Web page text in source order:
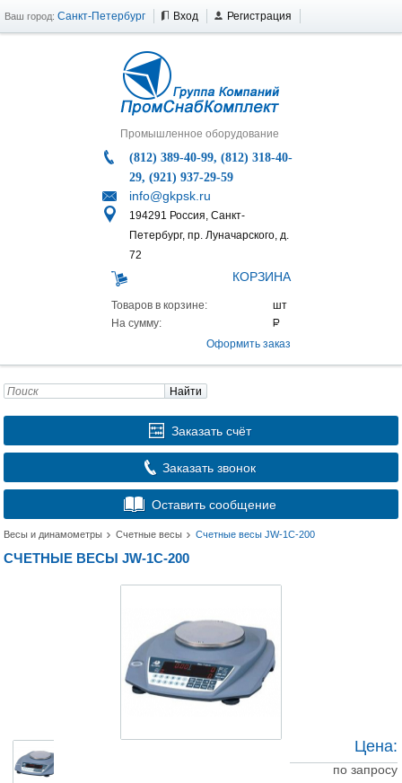
Ваш город: Санкт-Петербург Вход Регистрация
Промышленное оборудование
(812) 389-40-99, (812) 318-40-
29, (921) 937-29-59
info@gkpsk.ru
194291 Россия, Санкт-
Петербург, пр. Луначарского, д.
72
КОРЗИНА
Товаров в корзине:
На сумму:
Оформить заказ
Найти
Заказать счёт
Заказать звонок
Оставить сообщение
Весы и динамометры Счетные весы Счетные весы JW-1C-200
СЧЕТНЫЕ ВЕСЫ JW-1C-200
Цена:
по запросу